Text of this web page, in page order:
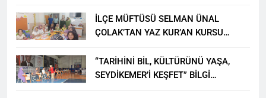
İLÇE MÜFTÜSÜ SELMAN ÜNAL
ÇOLAK’TAN YAZ KUR’AN KURSU
“TARİHİNİ BİL, KÜLTÜRÜNÜ YAŞA,
SEYDİKEMER’İ KEŞFET” BİLGİ